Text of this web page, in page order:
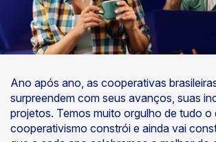
Ano após ano, as cooperativas
surpreendem com seus avanços, suas
projetos. Temos muito orgulho de tudo o
cooperativismo constrói e ainda vai